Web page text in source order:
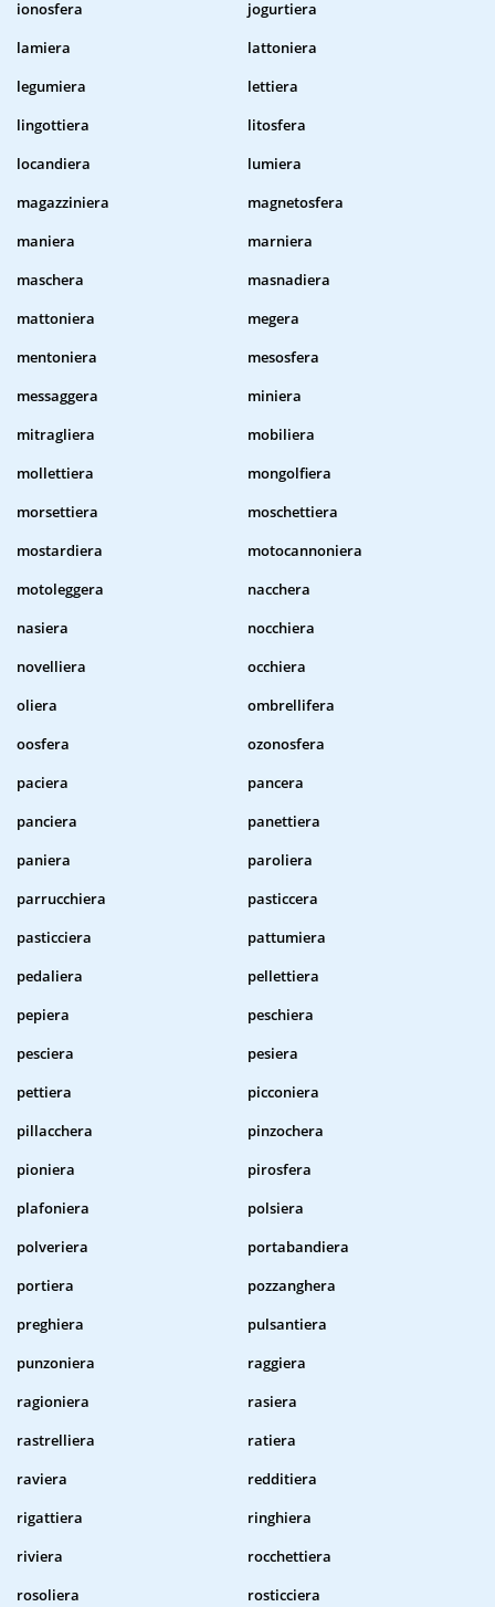
ionosfera
jogurtiera
lamiera
lattoniera
legumiera
lettiera
lingottiera
litosfera
locandiera
lumiera
magazziniera
magnetosfera
maniera
marniera
maschera
masnadiera
mattoniera
megera
mentoniera
mesosfera
messaggera
miniera
mitragliera
mobiliera
mollettiera
mongolfiera
morsettiera
moschettiera
mostardiera
motocannoniera
motoleggera
nacchera
nasiera
nocchiera
novelliera
occhiera
oliera
ombrellifera
oosfera
ozonosfera
paciera
pancera
panciera
panettiera
paniera
paroliera
parrucchiera
pasticcera
pasticciera
pattumiera
pedaliera
pellettiera
pepiera
peschiera
pesciera
pesiera
pettiera
picconiera
pillacchera
pinzochera
pioniera
pirosfera
plafoniera
polsiera
polveriera
portabandiera
portiera
pozzanghera
preghiera
pulsantiera
punzoniera
raggiera
ragioniera
rasiera
rastrelliera
ratiera
raviera
redditiera
rigattiera
ringhiera
riviera
rocchettiera
rosoliera
rosticciera